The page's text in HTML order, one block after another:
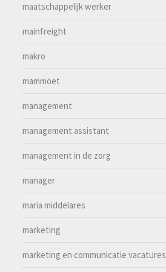
maatschappelijk werker
mainfreight
makro
mammoet
management
management assistant
management in de zorg
manager
maria middelares
marketing
marketing en communicatie vacatures